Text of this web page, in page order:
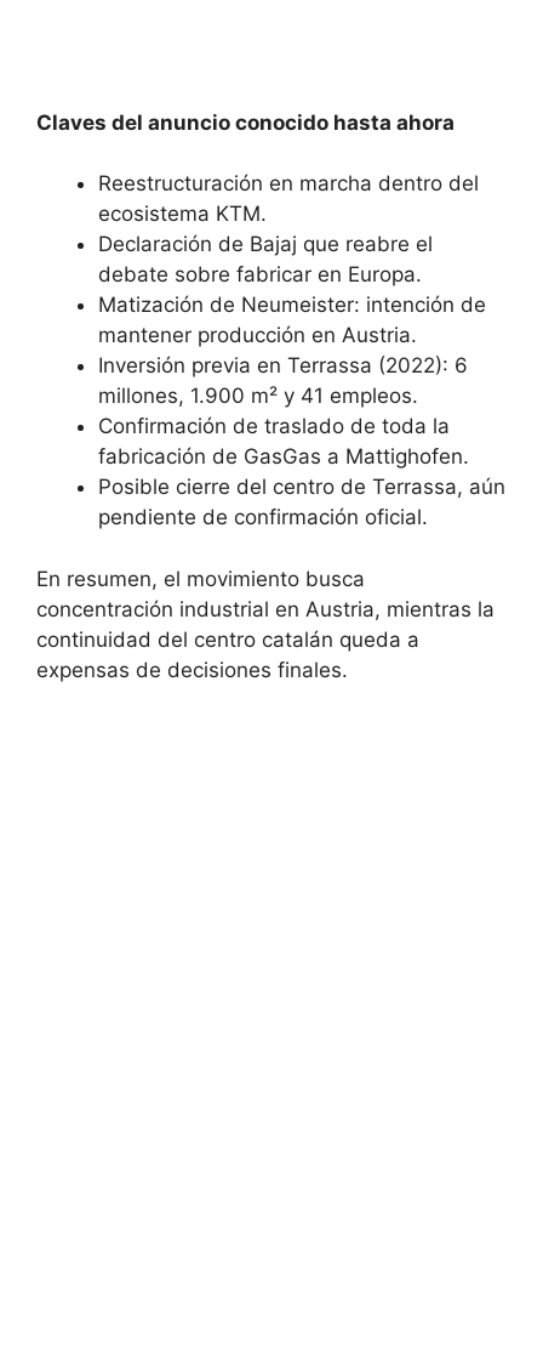
Claves del anuncio conocido hasta ahora
Reestructuración en marcha dentro del
ecosistema KTM.
Declaración de Bajaj que reabre el
debate sobre fabricar en Europa.
Matización de Neumeister: intención de
mantener producción en Austria.
Inversión previa en Terrassa (2022): 6
millones, 1.900 m² y 41 empleos.
Confirmación de traslado de toda la
fabricación de GasGas a Mattighofen.
Posible cierre del centro de Terrassa, aún
pendiente de confirmación oficial.
En resumen, el movimiento busca
concentración industrial en Austria, mientras la
continuidad del centro catalán queda a
expensas de decisiones finales.